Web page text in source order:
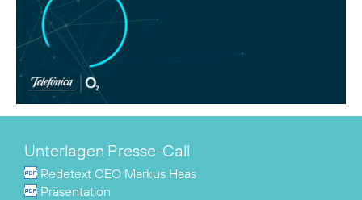
Unterlagen Presse-Call
Redetext CEO Markus Haas
Präsentation